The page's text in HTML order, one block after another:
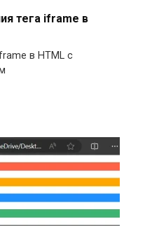
тега iframe в
в HTML с